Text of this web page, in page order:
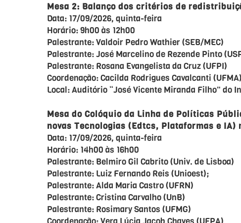
Mesa 2: Balanço dos critérios de
Data: 17/09/2026, quinta-feira
Horário: 9h00 às 12h00
Palestrante: Valdoir Pedro Wathier (SEB/MEC)
Palestrante: José Marcelino de Rezende Pinto
Palestrante: Rosana Evangelista da Cruz (UFPI)
Coordenação: Cacilda Rodrigues Cavalcanti (UFMA)
Local: Auditório “José Vicente Miranda Filho" do
Mesa do Colóquio da Linha de Políticas
novas Tecnologias (Edtcs, Plataformas e IA)
Data: 17/09/2026, quinta-feira
Horário: 14h00 às 16h00
Palestrante: Belmiro Gil Cabrito (Univ. de Lisboa)
Palestrante: Luiz Fernando Reis (Unioest);
Palestrante: Alda Maria Castro (UFRN)
Palestrante: Cristina Carvalho (UnB)
Palestrante: Rosimary Santos (UFMG)